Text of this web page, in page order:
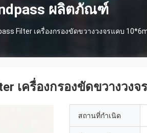
ผลิตภัณฑ์
Filter เครื่องกรองขัดขวางวงจรแคบ
เครื่องกรองขัดขวางวง
สถานที่กำเนิด